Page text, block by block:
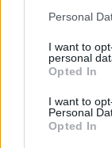
Personal
I want to
personal
Opted In
I want to
Personal
Opted In
modernizar la
Tras la
se celebraron
entre otras
Sistema Público
en Canarias y su